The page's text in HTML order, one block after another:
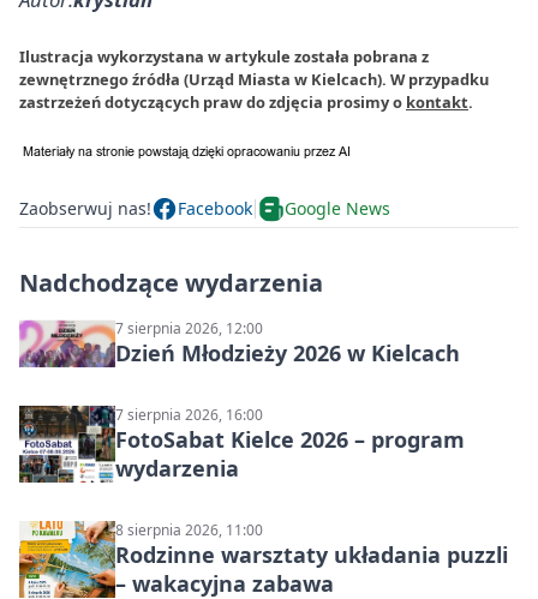
Ilustracja wykorzystana w artykule została pobrana z
zewnętrznego źródła (Urząd Miasta w Kielcach). W przypadku
zastrzeżeń dotyczących praw do zdjęcia prosimy o kontakt.
Zaobserwuj nas! Facebook Google News
Nadchodzące wydarzenia
7 sierpnia 2026, 12:00
Dzień Młodzieży 2026 w Kielcach
7 sierpnia 2026, 16:00
FotoSabat Kielce 2026 – program
wydarzenia
8 sierpnia 2026, 11:00
Rodzinne warsztaty układania puzzli
– wakacyjna zabawa